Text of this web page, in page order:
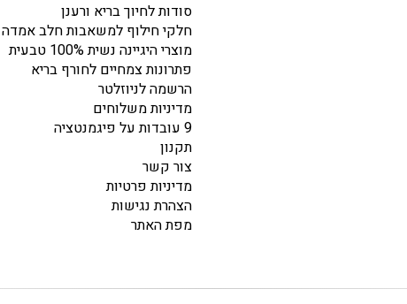
סודות לחיוך בריא ורענן
חלקי חילוף למשאבות חלב אמדה
מוצרי היגיינה נשית 100% טבעית
פתרונות צמחיים לחורף בריא
הרשמה לניוזלטר
מדיניות משלוחים
9 עובדות על פיגמנטציה
תקנון
צור קשר
מדיניות פרטיות
הצהרת נגישות
מפת האתר